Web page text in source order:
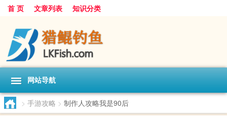
首 页 文章列表 知识分类
网站导航
> 手游攻略 > 制作人攻略我是90后